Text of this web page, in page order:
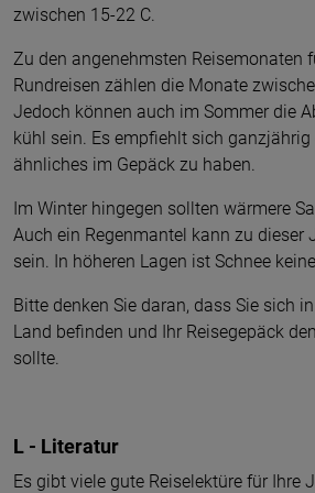
zwischen 15-22 C.
Zu den angenehmsten Reisemonaten
Rundreisen zählen die Monate
Jedoch können auch im Sommer die
kühl sein. Es empfiehlt sich ganzjährig
ähnliches im Gepäck zu haben.
Im Winter hingegen sollten wärmere
Auch ein Regenmantel kann zu dieser
sein. In höheren Lagen ist Schnee
Bitte denken Sie daran, dass Sie sich
Land befinden und Ihr Reisegepäck
sollte.
L - Literatur
Es gibt viele gute Reiselektüre für Ihre